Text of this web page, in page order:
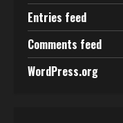
Entries feed
Comments feed
WordPress.org